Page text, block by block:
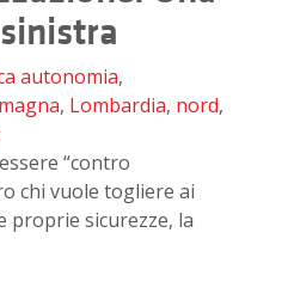
autonomia,
, Lombardia, nord,
“contro
chi vuole togliere ai
sicurezze, la